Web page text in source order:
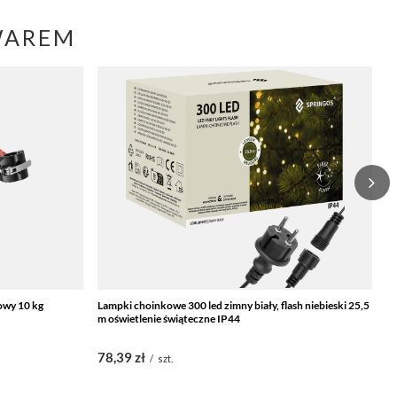
10 kg
Lampki choinkowe 300 led zimny biały, flash niebieski 25,5
m oświetlenie świąteczne IP44
78,39 zł / szt.